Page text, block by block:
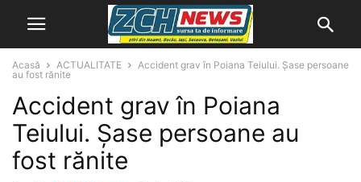
Acasă ACTUALITATE
Accident grav în Poiana Teiului. Șase persoane
au fost rănite
Accident grav în Poiana
Teiului. Șase persoane au
fost rănite